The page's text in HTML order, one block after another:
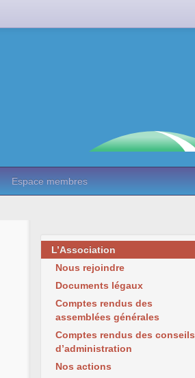
Espace membres
L’Association
Nous rejoindre
Documents légaux
Comptes rendus des
assemblées générales
Comptes rendus des conseils
d’administration
Nos actions